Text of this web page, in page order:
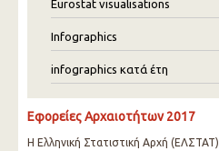
Eurostat visualisations
Infographics
infographics κατά έτη
Εφορείες Αρχαιοτήτων 2017
Η Ελληνική Στατιστική Αρχή (ΕΛΣΤΑΤ)